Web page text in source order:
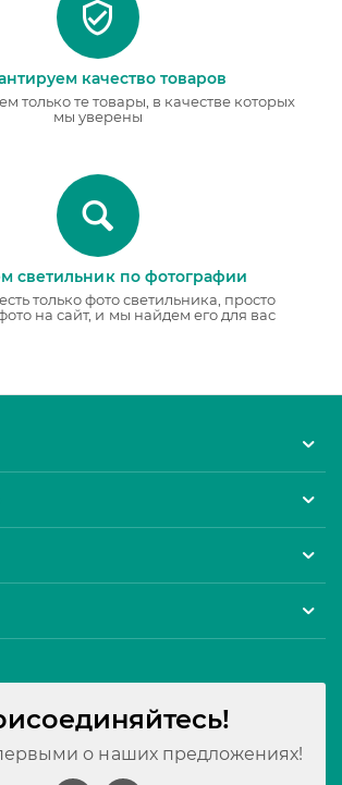
качество товаров
только те товары, в качестве которых
мы уверены
светильник по фотографии
только фото светильника, просто
на сайт, и мы найдем его для вас
о наших предложениях!